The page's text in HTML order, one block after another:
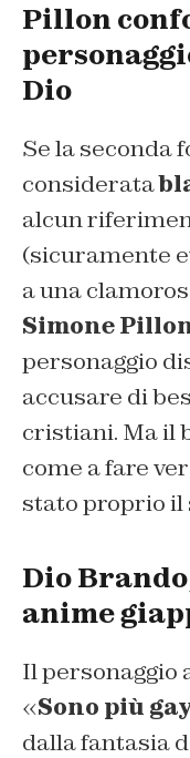
Pillon
Dio
Se la seconda
considerata
alcun
(sicuramente
a una
Simone
personaggio
accusare di
cristiani. Ma il
come a fare
stato proprio il
Dio
anime
Il personaggio
«Sono più
dalla fantasia